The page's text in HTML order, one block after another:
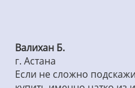
Валихан Б.
г. Астана
Если не сложно